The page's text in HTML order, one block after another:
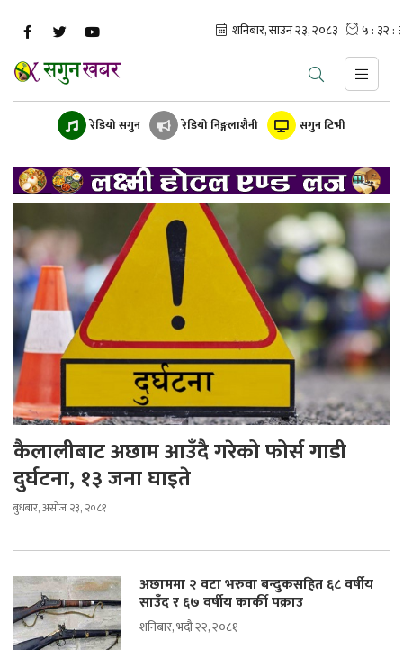
रेडियो सगुन रेडियो निङ्गलाशैनी सगुन टिभी
कैलालीबाट अछाम आउँदै गरेको फोर्स गाडी
दुर्घटना, १३ जना घाइते
बुधबार, असोज २३, २०८१
अछाममा २ वटा भरुवा बन्दुकसहित ६८ वर्षीय
साउँद र ६७ वर्षीय कार्की पक्राउ
शनिबार, भदौ २२, २०८१